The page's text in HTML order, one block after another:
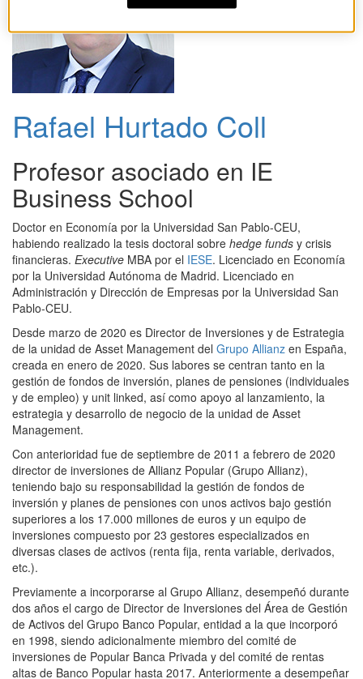
Rafael Hurtado Coll
Profesor asociado en IE
Business School
Doctor en Economía por la Universidad San Pablo-CEU,
habiendo realizado la tesis doctoral sobre hedge funds y crisis
financieras. Executive MBA por el IESE. Licenciado en Economía
por la Universidad Autónoma de Madrid. Licenciado en
Administración y Dirección de Empresas por la Universidad San
Pablo-CEU.
Desde marzo de 2020 es Director de Inversiones y de Estrategia
de la unidad de Asset Management del Grupo Allianz en España,
creada en enero de 2020. Sus labores se centran tanto en la
gestión de fondos de inversión, planes de pensiones (individuales
y de empleo) y unit linked, así como apoyo al lanzamiento, la
estrategia y desarrollo de negocio de la unidad de Asset
Management.
Con anterioridad fue de septiembre de 2011 a febrero de 2020
director de inversiones de Allianz Popular (Grupo Allianz),
teniendo bajo su responsabilidad la gestión de fondos de
inversión y planes de pensiones con unos activos bajo gestión
superiores a los 17.000 millones de euros y un equipo de
inversiones compuesto por 23 gestores especializados en
diversas clases de activos (renta fija, renta variable, derivados,
etc.).
Previamente a incorporarse al Grupo Allianz, desempeñó durante
dos años el cargo de Director de Inversiones del Área de Gestión
de Activos del Grupo Banco Popular, entidad a la que incorporó
en 1998, siendo adicionalmente miembro del comité de
inversiones de Popular Banca Privada y del comité de rentas
altas de Banco Popular hasta 2017. Anteriormente a desempeñar